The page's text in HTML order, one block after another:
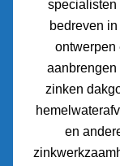
specialisten
bedreven in
ontwerpen
aanbrengen
zinken
en